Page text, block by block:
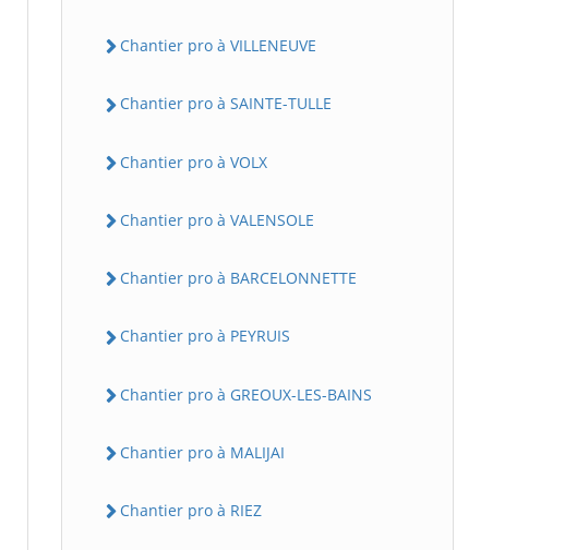
Chantier pro à VILLENEUVE
Chantier pro à SAINTE-TULLE
Chantier pro à VOLX
Chantier pro à VALENSOLE
Chantier pro à BARCELONNETTE
Chantier pro à PEYRUIS
Chantier pro à GREOUX-LES-BAINS
Chantier pro à MALIJAI
Chantier pro à RIEZ